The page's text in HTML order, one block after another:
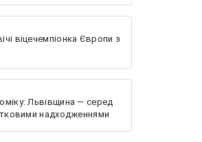
віцечемпіонка Європи з
Львівщина — серед
надходженнями